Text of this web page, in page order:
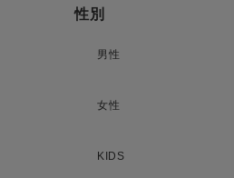
性別
男性
女性
KIDS